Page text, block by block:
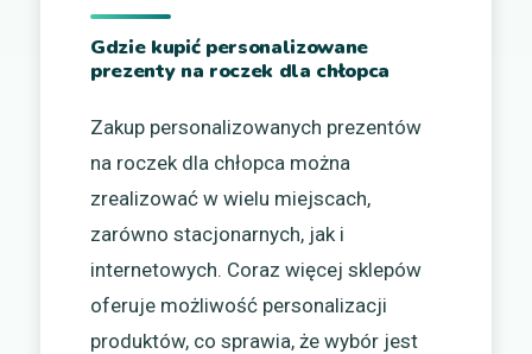
Gdzie kupić personalizowane
prezenty na roczek dla chłopca
Zakup personalizowanych prezentów
na roczek dla chłopca można
zrealizować w wielu miejscach,
zarówno stacjonarnych, jak i
internetowych. Coraz więcej sklepów
oferuje możliwość personalizacji
produktów, co sprawia, że wybór jest